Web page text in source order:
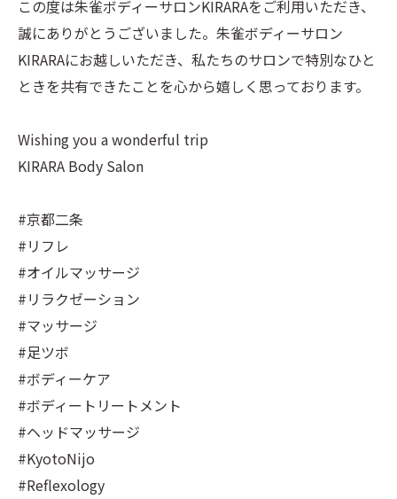
この度は朱雀ボディーサロンKIRARAをご利用いただき、
誠にありがとうございました。朱雀ボディーサロン
KIRARAにお越しいただき、私たちのサロンで特別なひと
ときを共有できたことを心から嬉しく思っております。
Wishing you a wonderful trip
KIRARA Body Salon
#京都二条
#リフレ
#オイルマッサージ
#リラクゼーション
#マッサージ
#足ツボ
#ボディーケア
#ボディートリートメント
#ヘッドマッサージ
#KyotoNijo
#Reflexology